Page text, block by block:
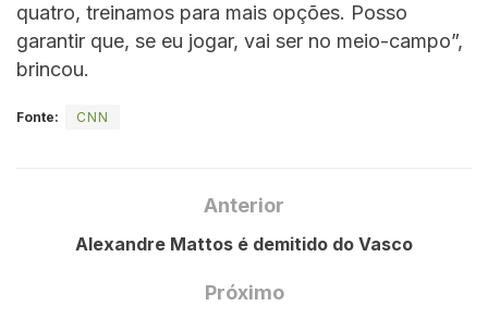
quatro, treinamos para mais opções. Posso
garantir que, se eu jogar, vai ser no meio-campo”,
brincou.
Fonte: CNN
Anterior
Alexandre Mattos é demitido do Vasco
Próximo